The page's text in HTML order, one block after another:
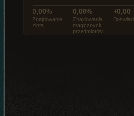
0,00%
Znajdowanie
złota
0,00%
Znajdowanie
magicznych
przedmiotów
+0,00